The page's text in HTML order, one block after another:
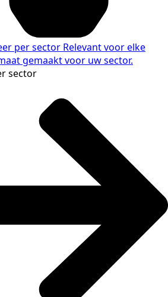
per sector Relevant voor elke
gemaakt voor uw sector.
sector